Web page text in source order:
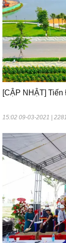
[CẬP NHẬT]
15:02 09-03-2021 |